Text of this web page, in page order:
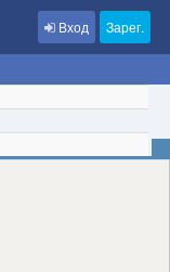
Вход Зарег.